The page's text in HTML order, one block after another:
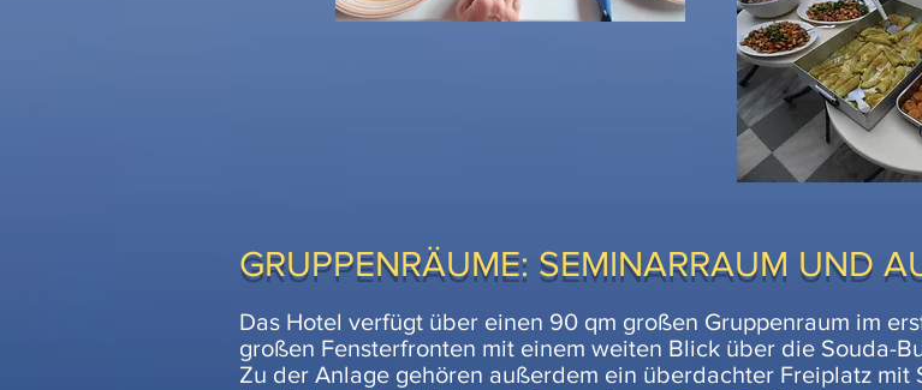
Das Hotel verfügt über einen 90 qm großen Gruppenraum im
großen Fensterfronten mit einem weiten Blick über die Souda-
Zu der Anlage gehören außerdem ein überdachter Freiplatz mit
GRUPPENRÄUME: SEMINARRAUM UND